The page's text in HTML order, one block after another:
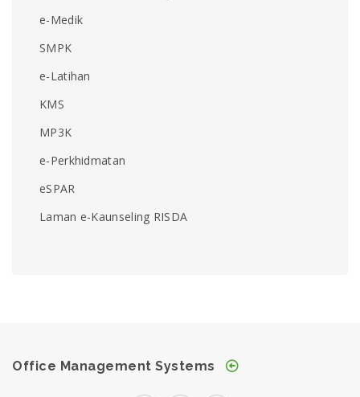
e-Medik
SMPK
e-Latihan
KMS
MP3K
e-Perkhidmatan
eSPAR
Laman e-Kaunseling RISDA
Office Management Systems